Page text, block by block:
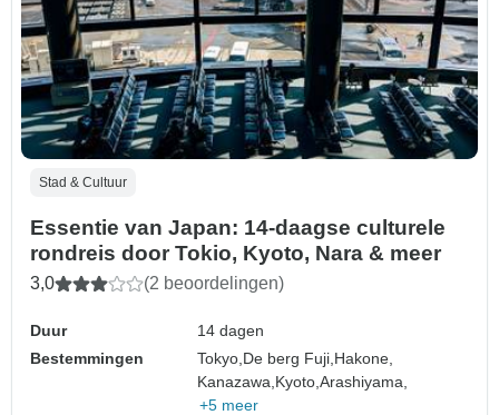
Stad & Cultuur
Essentie van Japan: 14-daagse culturele
rondreis door Tokio, Kyoto, Nara & meer
3,0 (2 beoordelingen)
Duur
14 dagen
Bestemmingen
Tokyo, De berg Fuji, Hakone,
Kanazawa, Kyoto,Arashiyama,
+5 meer